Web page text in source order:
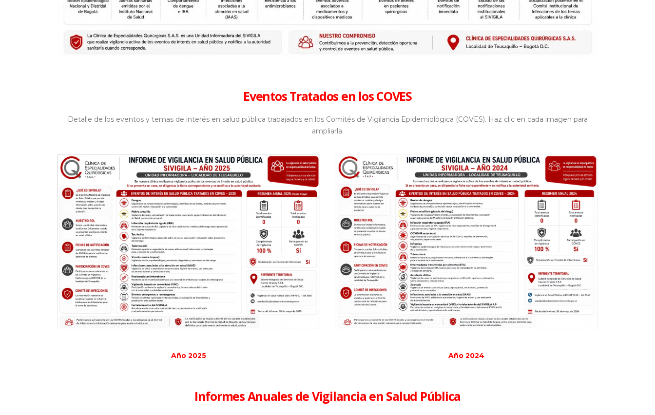
Eventos Tratados en los COVES
Detalle de los eventos y temas de interés en salud pública trabajados en los Comités de Vigilancia Epidemiológica (COVES). Haz clic en cada imagen para
ampliarla.
Año 2025 Año 2024
Informes Anuales de Vigilancia en Salud Pública